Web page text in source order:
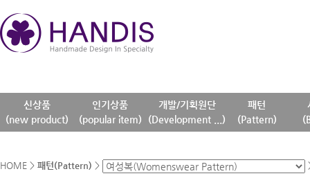
신상품
(new product)
인기상품
(popular item)
개발/기획원단
(Development ...)
패턴
(Pattern)
HOME > 패턴(Pattern) >